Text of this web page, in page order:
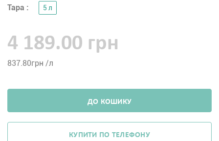
Тара : 5 л
4 189.00 грн
837.80грн /л
ДО КОШИКУ
КУПИТИ ПО ТЕЛЕФОНУ